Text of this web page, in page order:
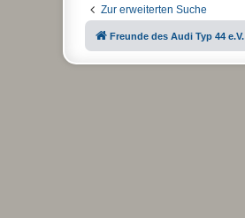
Zur erweiterten Suche
Freunde des Audi Typ 44 e.V.